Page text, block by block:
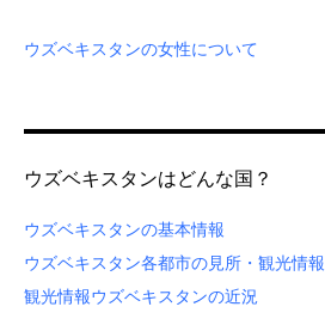
ウズベキスタンの女性について
ウズベキスタンはどんな国？
ウズベキスタンの基本情報
ウズベキスタン各都市の見所・観光情報
観光情報ウズベキスタンの近況